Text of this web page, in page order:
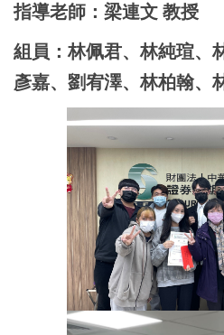
指導老師：梁連文 教授
組員：林佩君、林純瑄、
彥嘉、劉宥澤、林柏翰、